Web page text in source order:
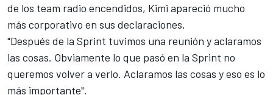
de los team radio encendidos, Kimi apareció mucho
más corporativo en sus declaraciones.
"Después de la Sprint tuvimos una reunión y aclaramos
las cosas. Obviamente lo que pasó en la Sprint no
queremos volver a verlo. Aclaramos las cosas y eso es lo
más importante".